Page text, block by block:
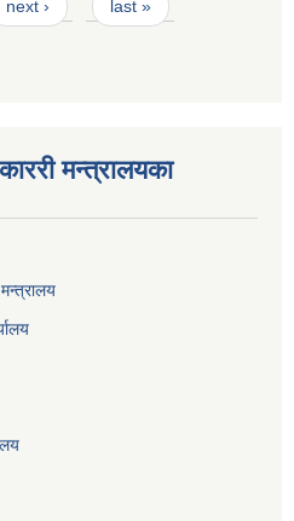
next › last »
मन्त्रालयका